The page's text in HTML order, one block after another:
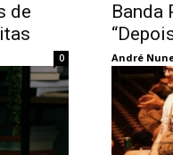
de
0
Banda
André